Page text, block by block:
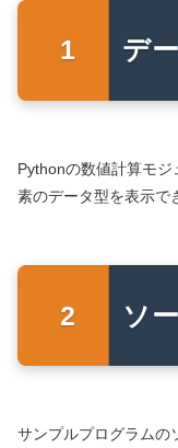
デ
Pythonの数値計算モ
素のデータ型を表示で
ソ
サンプルプログラムの